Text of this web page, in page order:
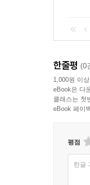
한줄평 (0
1,000원 이
eBook은 다
클래스는 첫
eBook 페이
평점
한글